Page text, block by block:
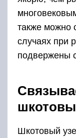
также можно
случаях при
подвержены
Шкотовый